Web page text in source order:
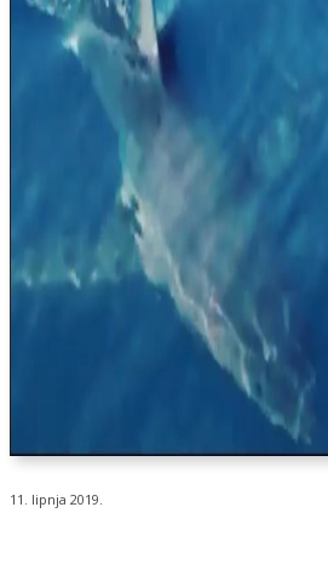
11. lipnja 2019.